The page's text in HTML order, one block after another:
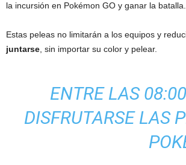
la incursión en Pokémon GO y ganar la batalla.
Estas peleas no limitarán a los equipos y
juntarse , sin importar su color y pelear.
ENTRE LAS
DISFRUTARSE LAS